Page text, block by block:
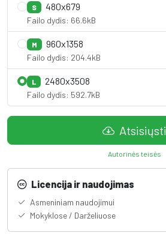
S 480x679
Failo dydis: 66.6kB
M 960x1358
Failo dydis: 204.4kB
L 2480x3508
Failo dydis: 592.7kB
Atsisiųsti
Autorinės teisės
Licencija ir naudojimas
Asmeniniam naudojimui
Mokyklose / Darželiuose